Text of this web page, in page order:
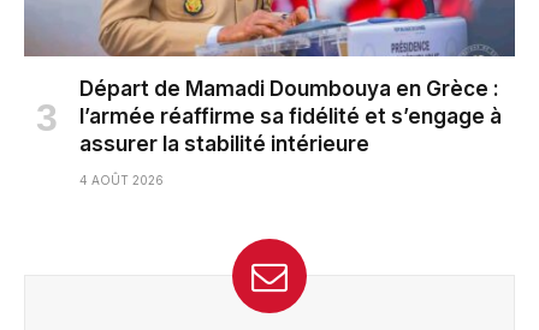
Départ de Mamadi Doumbouya en Grèce :
l’armée réaffirme sa fidélité et s’engage à
assurer la stabilité intérieure
4 AOÛT 2026